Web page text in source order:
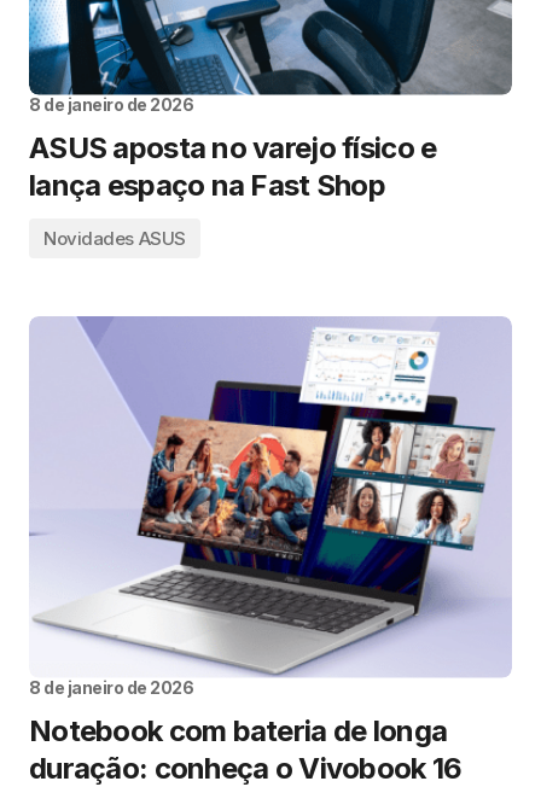
8 de janeiro de 2026
ASUS aposta no varejo físico e
lança espaço na Fast Shop
Novidades ASUS
8 de janeiro de 2026
Notebook com bateria de longa
duração: conheça o Vivobook 16